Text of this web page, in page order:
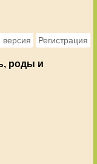
Регистрация
роды и